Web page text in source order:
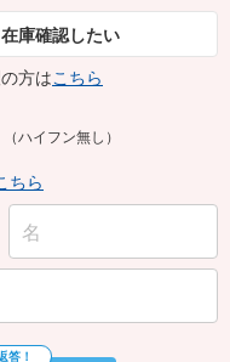
在庫確認したい
方はこちら
（ハイフン無し）
ちら